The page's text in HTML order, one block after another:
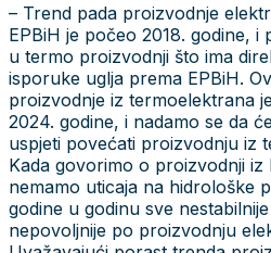
– Trend pada proizvodnje
EPBiH je počeo 2018. godine, i
u termo proizvodnji što ima
isporuke uglja prema EPBiH.
proizvodnje iz termoelektrana
2024. godine, i nadamo se da
uspjeti povećati proizvodnju iz
Kada govorimo o proizvodnji iz
nemamo uticaja na hidrološke
godine u godinu sve
nepovoljnije po proizvodnju